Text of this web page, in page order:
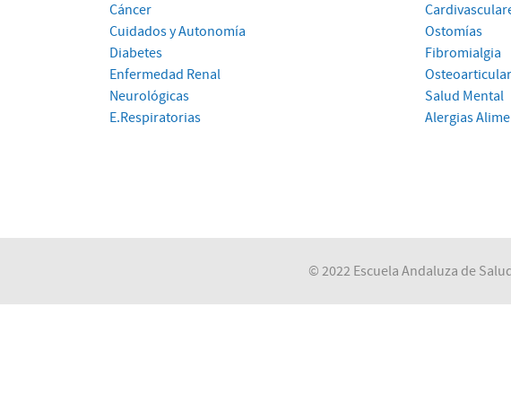
Cáncer
Cuidados y Autonomía
Diabetes
Enfermedad Renal
Neurológicas
E.Respiratorias
Ostomías
Fibromialgia
Salud Mental
Alergias
© 2022 Escuela Andaluza de